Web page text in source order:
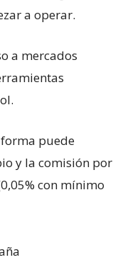
a operar.
a mercados
puede
y la comisión por
con mínimo